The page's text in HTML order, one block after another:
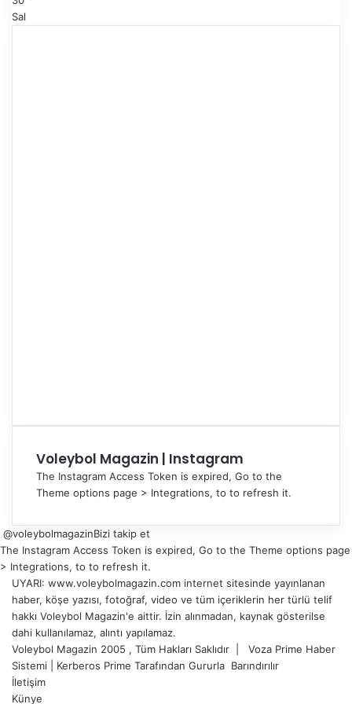
Sal
Voleybol Magazin | Instagram
The Instagram Access Token is expired, Go to the
Theme options page > Integrations, to to refresh it.
@voleybolmagazinBizi takip et
The Instagram Access Token is expired, Go to the Theme options page
> Integrations, to to refresh it.
UYARI: www.voleybolmagazin.com internet sitesinde yayınlanan
haber, köşe yazısı, fotoğraf, video ve tüm içeriklerin her türlü telif
hakkı Voleybol Magazin'e aittir. İzin alınmadan, kaynak gösterilse
dahi kullanılamaz, alıntı yapılamaz.
Voleybol Magazin 2005 , Tüm Hakları Saklıdır | Voza Prime Haber
Sistemi
Kerberos Prime Tarafından Gururla Barındırılır
İletişim
Künye